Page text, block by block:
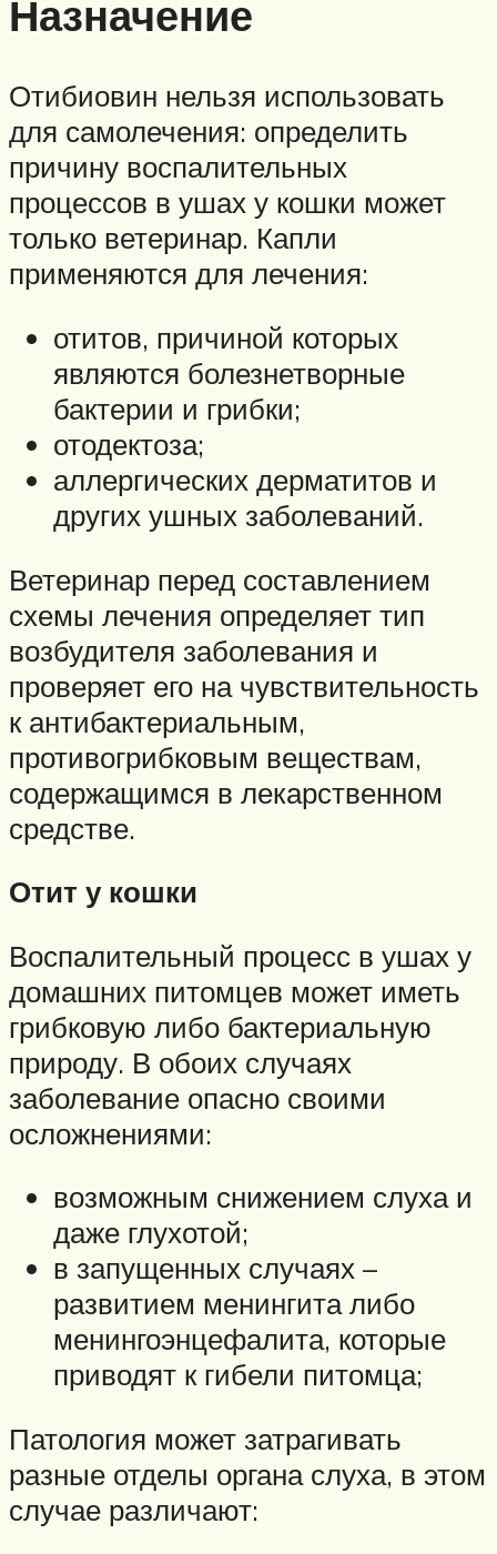
Назначение
Отибиовин нельзя использовать
для самолечения: определить
причину воспалительных
процессов в ушах у кошки может
только ветеринар. Капли
применяются для лечения:
отитов, причиной которых
являются болезнетворные
бактерии и грибки;
отодектоза;
аллергических дерматитов и
других ушных заболеваний.
Ветеринар перед составлением
схемы лечения определяет тип
возбудителя заболевания и
проверяет его на чувствительность
к антибактериальным,
противогрибковым веществам,
содержащимся в лекарственном
средстве.
Отит у кошки
Воспалительный процесс в ушах у
домашних питомцев может иметь
грибковую либо бактериальную
природу. В обоих случаях
заболевание опасно своими
осложнениями:
возможным снижением слуха и
даже глухотой;
в запущенных случаях –
развитием менингита либо
менингоэнцефалита, которые
приводят к гибели питомца;
Патология может затрагивать
разные отделы органа слуха, в этом
случае различают: